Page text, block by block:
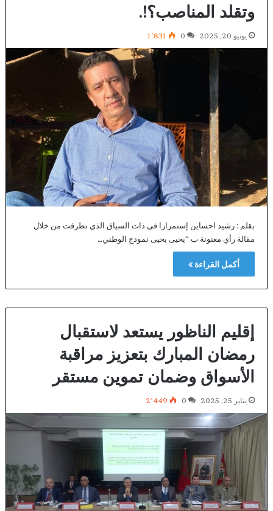
وتقلد المناصب؟!.
يونيو 20, 2025 0 1٬831
بقلم : رشيد احساين إستمرارا في ذات السياق الذي تطرقت من خلال
مقالة رأي معنونة ب “يحيى يحيى نموذج الوطني…
أكمل القراءة »
إقليم الناظور يستعد لاستقبال
رمضان المبارك بتعزيز مراقبة
الأسواق وضمان تموين مستقر
يناير 25, 2025 0 2٬449